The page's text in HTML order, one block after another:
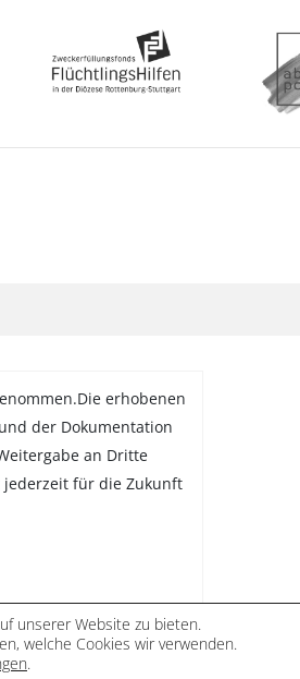
erhobenen
der Dokumentation
an Dritte
jederzeit für die Zukunft
unserer Website zu bieten.
welche Cookies wir verwenden.
.